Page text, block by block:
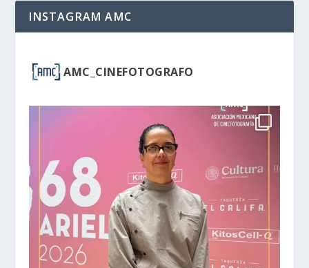
INSTAGRAM AMC
AMC_CINEFOTOGRAFO